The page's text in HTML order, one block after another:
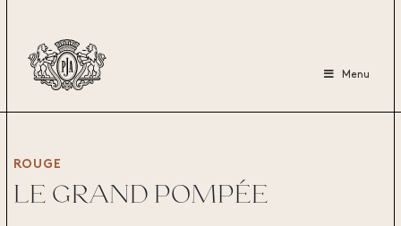
Menu
ROUGE
LE GRAND POMPÉE